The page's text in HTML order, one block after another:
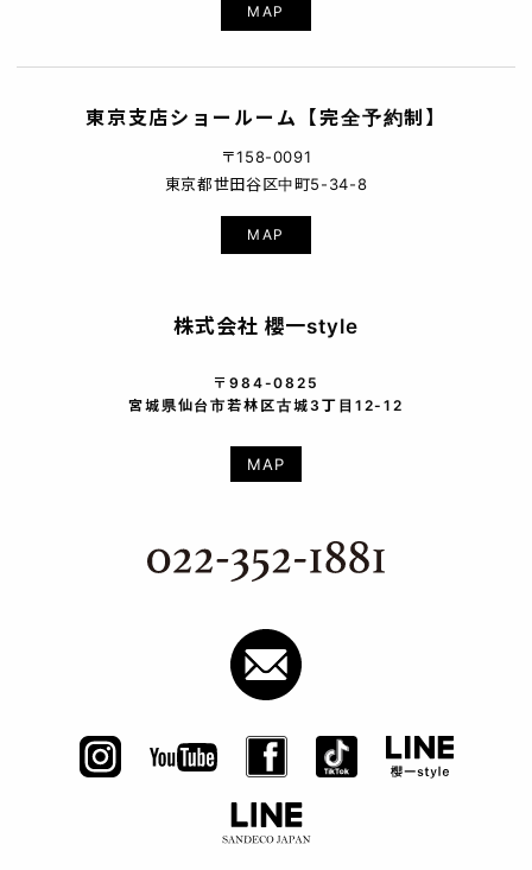
MAP
東京支店ショールーム【完全予約制】
〒158-0091
東京都世田谷区中町5-34-8
MAP
株式会社 櫻一style
〒984-0825
宮城県仙台市若林区古城3丁目12-12
MAP